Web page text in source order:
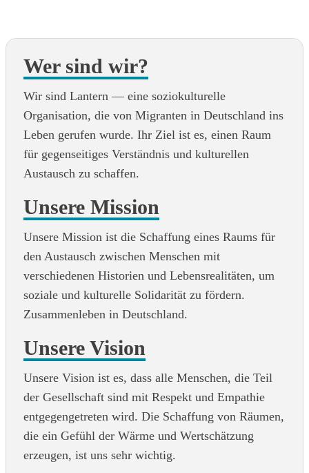
Wer sind wir?
Wir sind Lantern — eine soziokulturelle
Organisation, die von Migranten in Deutschland ins
Leben gerufen wurde. Ihr Ziel ist es, einen Raum
für gegenseitiges Verständnis und kulturellen
Austausch zu schaffen.
Unsere Mission
Unsere Mission ist die Schaffung eines Raums für
den Austausch zwischen Menschen mit
verschiedenen Historien und Lebensrealitäten, um
soziale und kulturelle Solidarität zu fördern.
Zusammenleben in Deutschland.
Unsere Vision
Unsere Vision ist es, dass alle Menschen, die Teil
der Gesellschaft sind mit Respekt und Empathie
entgegengetreten wird. Die Schaffung von Räumen,
die ein Gefühl der Wärme und Wertschätzung
erzeugen, ist uns sehr wichtig.